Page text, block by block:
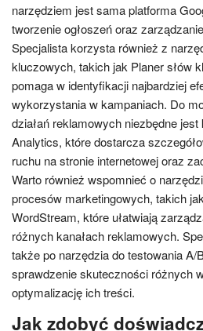
narzędziem jest sama platforma
tworzenie ogłoszeń oraz
Specjalista korzysta również z
kluczowych, takich jak Planer słów
pomaga w identyfikacji najbardziej
wykorzystania w kampaniach. Do
działań reklamowych niezbędne
Analytics, które dostarcza
ruchu na stronie internetowej oraz
Warto również wspomnieć o
procesów marketingowych, takich
WordStream, które ułatwiają
różnych kanałach reklamowych.
także po narzędzia do testowania A/
sprawdzenie skuteczności różnych
optymalizację ich treści.
Jak zdobyć